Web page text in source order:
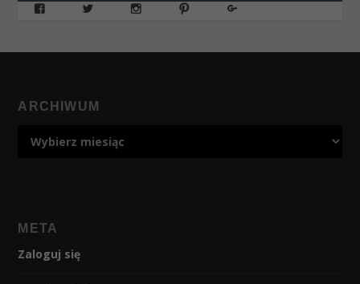
ARCHIWUM
META
Zaloguj się